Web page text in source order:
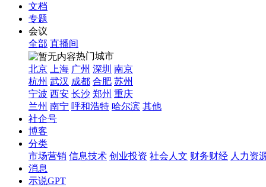
文档
专题
会议
全部 直播间
热门城市
北京
上海 广州 深圳 南京
杭州 武汉 成都 合肥 苏州
宁波 西安 长沙 郑州 重庆
兰州 南宁 呼和浩特 哈尔滨 其他
社企号
博客
分类
市场营销 信息技术 创业投资 社会人文 财务财经 人力资
消息
示说GPT